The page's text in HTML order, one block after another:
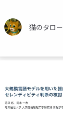
猫のタロー